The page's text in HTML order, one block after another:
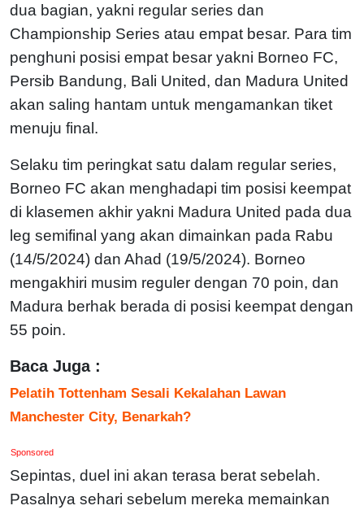
dua bagian, yakni regular series dan
Championship Series atau empat besar. Para tim
penghuni posisi empat besar yakni Borneo FC,
Persib Bandung, Bali United, dan Madura United
akan saling hantam untuk mengamankan tiket
menuju final.
Selaku tim peringkat satu dalam regular series,
Borneo FC akan menghadapi tim posisi keempat
di klasemen akhir yakni Madura United pada dua
leg semifinal yang akan dimainkan pada Rabu
(14/5/2024) dan Ahad (19/5/2024). Borneo
mengakhiri musim reguler dengan 70 poin, dan
Madura berhak berada di posisi keempat dengan
55 poin.
Baca Juga :
Pelatih Tottenham Sesali Kekalahan Lawan
Manchester City, Benarkah?
Sponsored
Sepintas, duel ini akan terasa berat sebelah.
Pasalnya sehari sebelum mereka memainkan